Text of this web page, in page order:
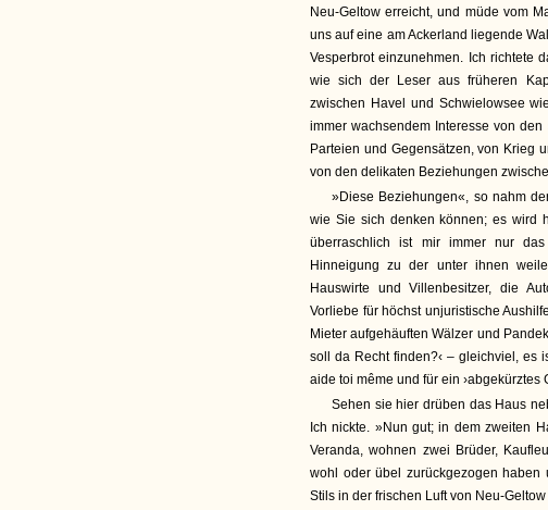
Neu-Geltow erreicht, und müde vom
uns auf eine am Ackerland liegende
Vesperbrot einzunehmen. Ich richtete
wie sich der Leser aus früheren
zwischen Havel und Schwielowsee
immer wachsendem Interesse von
Parteien und Gegensätzen, von Krieg
von den delikaten Beziehungen
»Diese Beziehungen«, so nahm
wie Sie sich denken können; es wird
überraschlich ist mir immer nur
Hinneigung zu der unter ihnen
Hauswirte und Villenbesitzer, die
Vorliebe für höchst unjuristische
Mieter aufgehäuften Wälzer und
soll da Recht finden?‹ – gleichviel, es
aide toi même und für ein ›abgekürztes
Sehen sie hier drüben das Haus
Ich nickte. »Nun gut; in dem zweiten
Veranda, wohnen zwei Brüder,
wohl oder übel zurückgezogen haben
Stils in der frischen Luft von Neu-